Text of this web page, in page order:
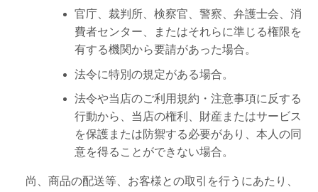
官庁、裁判所、検察官、警察、弁護士会、消
費者センター、またはそれらに準じる権限を
有する機関から要請があった場合。
法令に特別の規定がある場合。
法令や当店のご利用規約・注意事項に反する
行動から、当店の権利、財産またはサービス
を保護または防禦する必要があり、本人の同
意を得ることができない場合。
尚、商品の配送等、お客様との取引を行うにあたり、